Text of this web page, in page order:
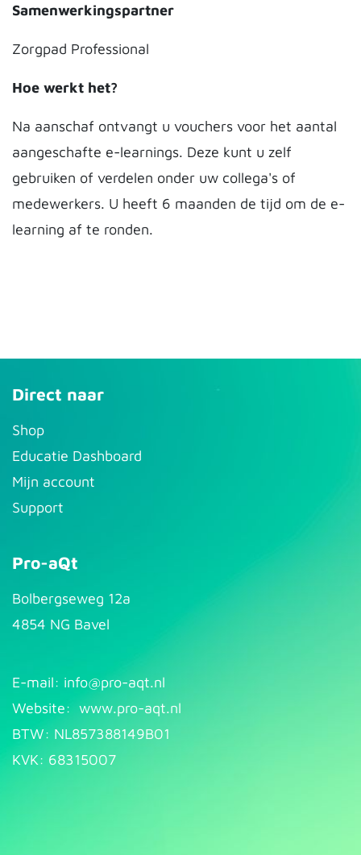
Samenwerkingspartner
Zorgpad Professional
Hoe werkt het?
Na aanschaf ontvangt u vouchers voor het aantal
aangeschafte e-learnings. Deze kunt u zelf
gebruiken of verdelen onder uw collega's of
medewerkers. U heeft 6 maanden de tijd om de e-
learning af te ronden.
Direct naar
S​hop
Educatie Dashboard
Mijn account
Support
Pro-aQt
Bolbergseweg 12a
4854 NG Bavel
E-mail: info@pr​o-aqt.nl
Website: www.pro-aqt.nl
BTW: NL857388149B01
KVK: 68315007